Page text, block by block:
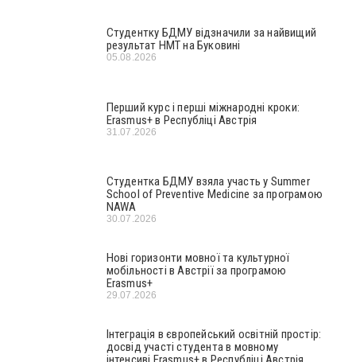
Студентку БДМУ відзначили за найвищий
результат НМТ на Буковині
05.08.2026
Перший курс і перші міжнародні кроки:
Erasmus+ в Республіці Австрія
31.07.2026
Студентка БДМУ взяла участь у Summer
School of Preventive Medicine за програмою
NAWA
30.07.2026
Нові горизонти мовної та культурної
мобільності в Австрії за програмою
Erasmus+
29.07.2026
Інтеграція в європейський освітній простір:
досвід участі студента в мовному